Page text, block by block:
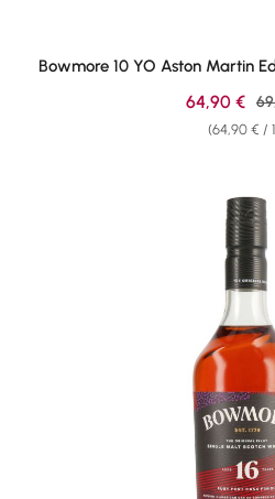
Bowmore 10 YO Aston Martin
(64,90 € /
64,90 €